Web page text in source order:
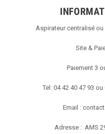
Aspirateur centralisé
Site &
Paiement 3
Tel: 04 42 40 47 93
Email :
Adresse : AMS